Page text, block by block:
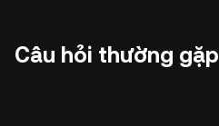
Câu hỏi thường gặp